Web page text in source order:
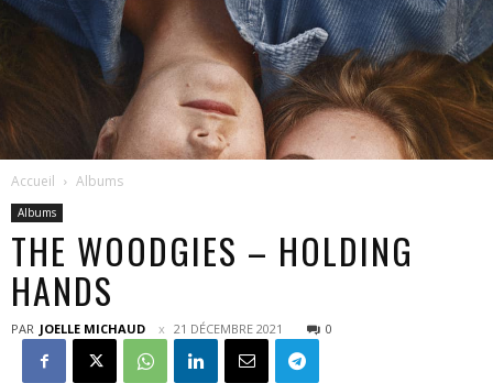
Accueil Albums
Albums
THE WOODGIES – HOLDING
HANDS
PAR JOELLE MICHAUD 21 DÉCEMBRE 2021 0